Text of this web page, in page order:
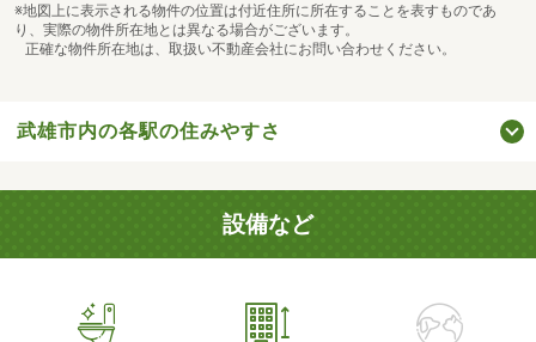
※地図上に表示される物件の位置は付近住所に所在することを表すものであ
り、実際の物件所在地とは異なる場合がございます。
正確な物件所在地は、取扱い不動産会社にお問い合わせください。
武雄市内の各駅の住みやすさ
設備など